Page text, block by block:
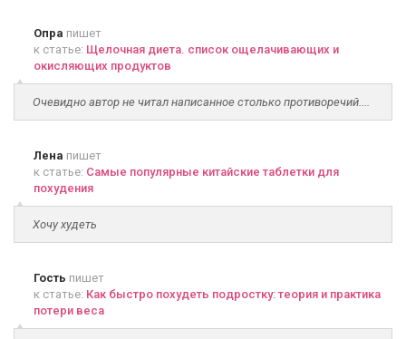
Опра пишет
к статье: Щелочная диета. список ощелачивающих и
окисляющих продуктов
Очевидно автор не читал написанное столько противоречий....
Лена пишет
к статье: Самые популярные китайские таблетки для
похудения
Хочу худеть
Гость пишет
к статье: Как быстро похудеть подростку: теория и практика
потери веса